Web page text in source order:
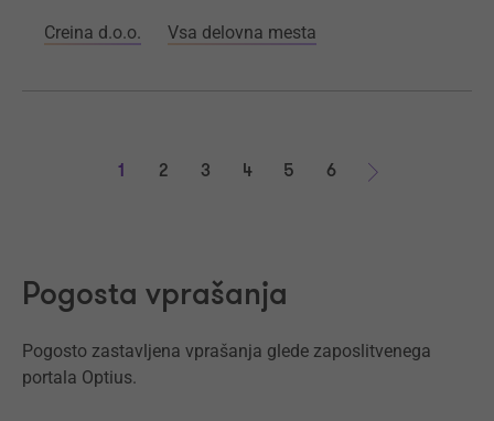
Creina d.o.o. Vsa delovna mesta
1 2 3 4 5
6
Pogosta vprašanja
Pogosto zastavljena vprašanja glede zaposlitvenega
portala Optius.